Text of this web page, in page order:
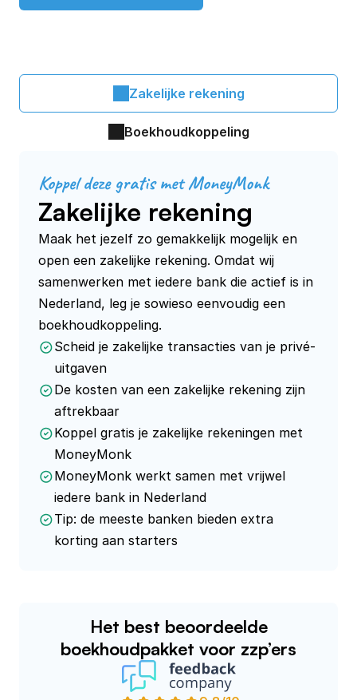
Zakelijke rekening
Boekhoudkoppeling
Koppel deze gratis met MoneyMonk
Zakelijke rekening
Maak het jezelf zo gemakkelijk mogelijk en
open een zakelijke rekening. Omdat wij
samenwerken met iedere bank die actief is in
Nederland, leg je sowieso eenvoudig een
Scheid je zakelijke transacties van je privé-
uitgaven
De kosten van een zakelijke rekening zijn
aftrekbaar
Koppel gratis je zakelijke rekeningen met
MoneyMonk
MoneyMonk werkt samen met vrijwel
iedere bank in Nederland
Tip: de meeste banken bieden extra
korting aan starters
Het best beoordeelde
boekhoudpakket voor zzp’ers